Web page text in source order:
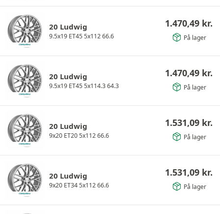
20 Ludwig
9.5x19 ET45 5x112 66.6
1.470,49 kr.
På lager
20 Ludwig
9.5x19 ET45 5x114.3 64.3
1.470,49 kr.
På lager
20 Ludwig
9x20 ET20 5x112 66.6
1.531,09 kr.
På lager
20 Ludwig
9x20 ET34 5x112 66.6
1.531,09 kr.
På lager